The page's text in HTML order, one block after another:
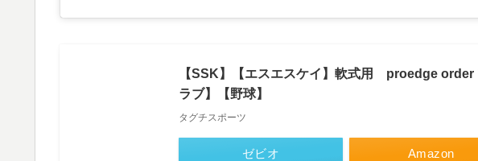
【SSK】【エスエスケイ】軟式用 proedge order
ラブ】【野球】
タグチスポーツ
Amazon
ゼビオ